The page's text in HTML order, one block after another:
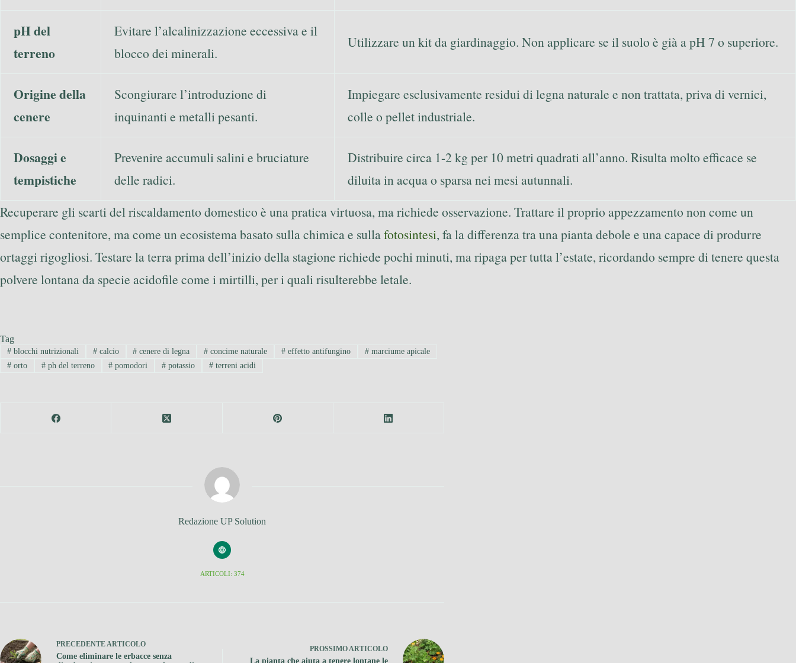
pH del
terreno
Evitare l’alcalinizzazione eccessiva e il
blocco dei minerali.
Utilizzare un kit da giardinaggio. Non applicare se il suolo è già a pH 7 o superiore.
Origine della
cenere
Scongiurare l’introduzione di
inquinanti e metalli pesanti.
Impiegare esclusivamente residui di legna naturale e non trattata, priva di vernici,
colle o pellet industriale.
Dosaggi e
tempistiche
Prevenire accumuli salini e bruciature
delle radici.
Distribuire circa 1-2 kg per 10 metri quadrati all’anno. Risulta molto efficace se
diluita in acqua o sparsa nei mesi autunnali.
Recuperare gli scarti del riscaldamento domestico è una pratica virtuosa, ma richiede osservazione. Trattare il proprio appezzamento non come un
semplice contenitore, ma come un ecosistema basato sulla chimica e sullafotosintesi, fa la differenza tra una pianta debole e una capace di produrre
ortaggi rigogliosi. Testare la terra prima dell’inizio della stagione richiede pochi minuti, ma ripaga per tutta l’estate, ricordando sempre di tenere questa
polvere lontana da specie acidofile come i mirtilli, per i quali risulterebbe letale.
Tag
#blocchi nutrizionali #calcio # cenere di legna # concime naturale # effetto antifungino #marciume apicale
#orto #ph del terreno # pomodori # potassio # terreni acidi
Redazione UP Solution
ARTICOLI: 374
PRECEDENTEARTICOLO
Come eliminare le erbacce senza
PROSSIMOARTICOLO
La pianta che aiuta a tenere lontane le